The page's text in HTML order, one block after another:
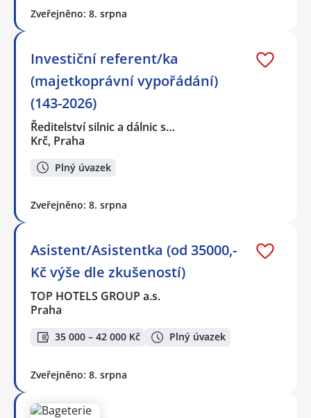
Zveřejněno: 8. srpna
Investiční referent/ka
(majetkoprávní vypořádání)
(143-2026)
Ředitelství silnic a dálnic s…
Krč, Praha
Plný úvazek
Zveřejněno: 8. srpna
Asistent/Asistentka (od 35000,-
Kč výše dle zkušeností)
TOP HOTELS GROUP a.s.
Praha
35 000 – 42 000 Kč Plný úvazek
Zveřejněno: 8. srpna